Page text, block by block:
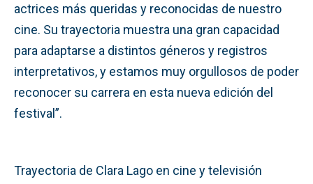
actrices más queridas y reconocidas de nuestro
cine. Su trayectoria muestra una gran capacidad
para adaptarse a distintos géneros y registros
interpretativos, y estamos muy orgullosos de poder
reconocer su carrera en esta nueva edición del
festival”.
Trayectoria de Clara Lago en cine y televisión